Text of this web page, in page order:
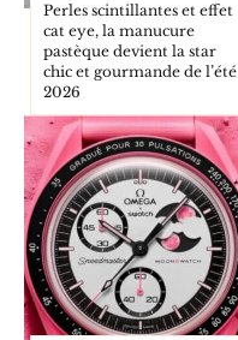
Perles scintillantes et effet
cat eye, la manucure
pastèque devient la star
chic et gourmande de l’été
2026